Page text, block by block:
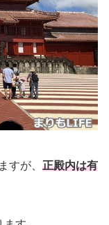
すが、 正殿内は有